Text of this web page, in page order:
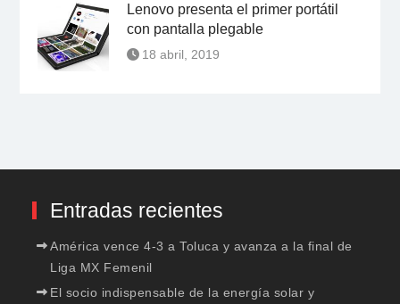
Lenovo presenta el primer portátil
con pantalla plegable
18 abril, 2019
Entradas recientes
América vence 4-3 a Toluca y avanza a la final de
Liga MX Femenil
El socio indispensable de la energía solar y